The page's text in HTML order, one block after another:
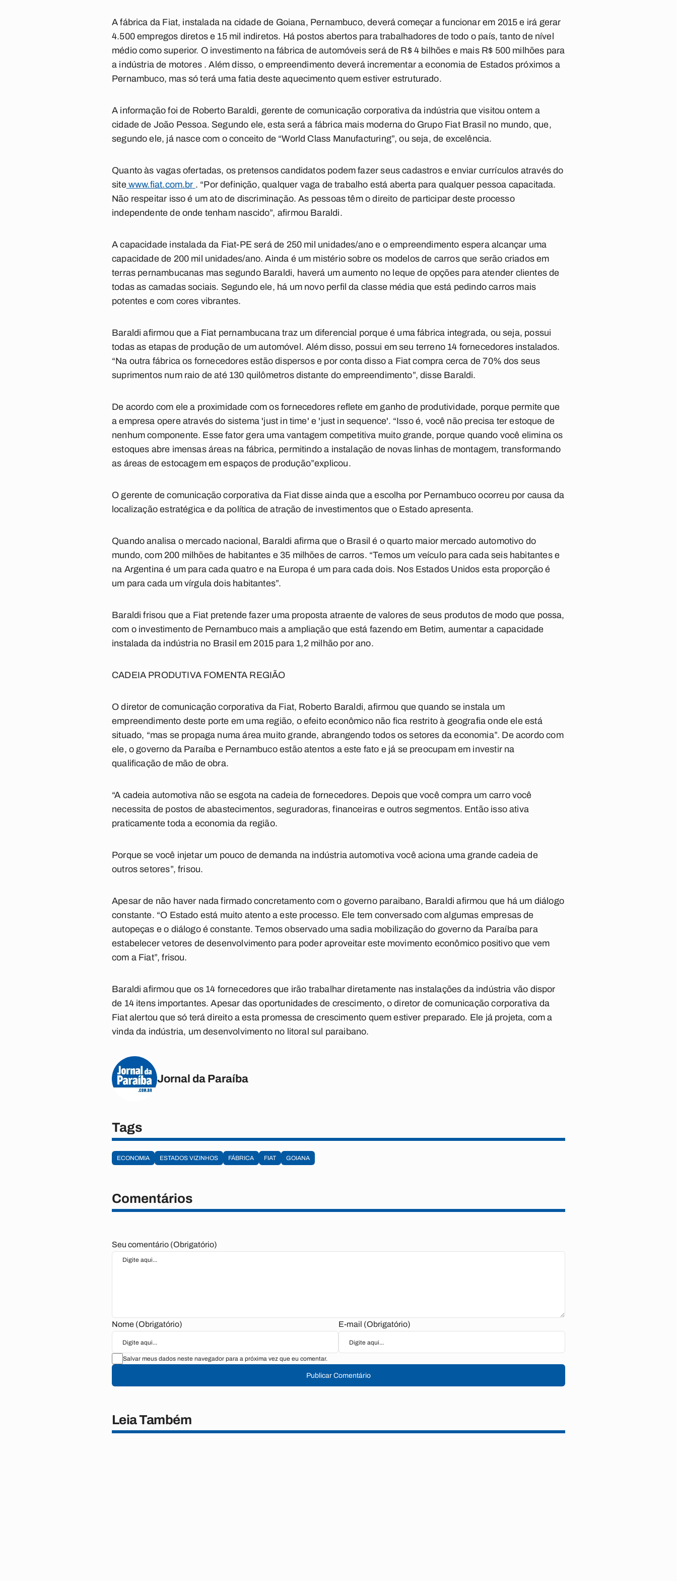
A fábrica da Fiat, instalada na cidade de Goiana, Pernambuco, deverá começar a funcionar em 2015 e irá gerar
4.500 empregos diretos e 15 mil indiretos. Há postos abertos para trabalhadores de todo o país, tanto de nível
médio como superior. O investimento na fábrica de automóveis será de R$ 4 bilhões e mais R$ 500 milhões para
a indústria de motores . Além disso, o empreendimento deverá incrementar a economia de Estados próximos a
Pernambuco, mas só terá uma fatia deste aquecimento quem estiver estruturado.
A informação foi de Roberto Baraldi, gerente de comunicação corporativa da indústria que visitou ontem a
cidade de João Pessoa. Segundo ele, esta será a fábrica mais moderna do Grupo Fiat Brasil no mundo, que,
segundo ele, já nasce com o conceito de “World Class Manufacturing”, ou seja, de excelência.
Quanto às vagas ofertadas, os pretensos candidatos podem fazer seus cadastros e enviar currículos através do
site www.fiat.com.br . “Por definição, qualquer vaga de trabalho está aberta para qualquer pessoa capacitada.
Não respeitar isso é um ato de discriminação. As pessoas têm o direito de participar deste processo
independente de onde tenham nascido”, afirmou Baraldi.
A capacidade instalada da Fiat-PE será de 250 mil unidades/ano e o empreendimento espera alcançar uma
capacidade de 200 mil unidades/ano. Ainda é um mistério sobre os modelos de carros que serão criados em
terras pernambucanas mas segundo Baraldi, haverá um aumento no leque de opções para atender clientes de
todas as camadas sociais. Segundo ele, há um novo perfil da classe média que está pedindo carros mais
potentes e com cores vibrantes.
Baraldi afirmou que a Fiat pernambucana traz um diferencial porque é uma fábrica integrada, ou seja, possui
todas as etapas de produção de um automóvel. Além disso, possui em seu terreno 14 fornecedores instalados.
“Na outra fábrica os fornecedores estão dispersos e por conta disso a Fiat compra cerca de 70% dos seus
suprimentos num raio de até 130 quilômetros distante do empreendimento”, disse Baraldi.
De acordo com ele a proximidade com os fornecedores reflete em ganho de produtividade, porque permite que
a empresa opere através do sistema 'just in time' e 'just in sequence'. “Isso é, você não precisa ter estoque de
nenhum componente. Esse fator gera uma vantagem competitiva muito grande, porque quando você elimina os
estoques abre imensas áreas na fábrica, permitindo a instalação de novas linhas de montagem, transformando
as áreas de estocagem em espaços de produção”explicou.
O gerente de comunicação corporativa da Fiat disse ainda que a escolha por Pernambuco ocorreu por causa da
localização estratégica e da política de atração de investimentos que o Estado apresenta.
Quando analisa o mercado nacional, Baraldi afirma que o Brasil é o quarto maior mercado automotivo do
mundo, com 200 milhões de habitantes e 35 milhões de carros. “Temos um veículo para cada seis habitantes e
na Argentina é um para cada quatro e na Europa é um para cada dois. Nos Estados Unidos esta proporção é
um para cada um vírgula dois habitantes”.
Baraldi frisou que a Fiat pretende fazer uma proposta atraente de valores de seus produtos de modo que possa,
com o investimento de Pernambuco mais a ampliação que está fazendo em Betim, aumentar a capacidade
instalada da indústria no Brasil em 2015 para 1,2 milhão por ano.
CADEIA PRODUTIVA FOMENTA REGIÃO
O diretor de comunicação corporativa da Fiat, Roberto Baraldi, afirmou que quando se instala um
empreendimento deste porte em uma região, o efeito econômico não fica restrito à geografia onde ele está
situado, “mas se propaga numa área muito grande, abrangendo todos os setores da economia”. De acordo com
ele, o governo da Paraíba e Pernambuco estão atentos a este fato e já se preocupam em investir na
qualificação de mão de obra.
“A cadeia automotiva não se esgota na cadeia de fornecedores. Depois que você compra um carro você
necessita de postos de abastecimentos, seguradoras, financeiras e outros segmentos. Então isso ativa
praticamente toda a economia da região.
Porque se você injetar um pouco de demanda na indústria automotiva você aciona uma grande cadeia de
outros setores”, frisou.
Apesar de não haver nada firmado concretamento com o governo paraibano, Baraldi afirmou que há um diálogo
constante. “O Estado está muito atento a este processo. Ele tem conversado com algumas empresas de
autopeças e o diálogo é constante. Temos observado uma sadia mobilização do governo da Paraíba para
estabelecer vetores de desenvolvimento para poder aproveitar este movimento econômico positivo que vem
com a Fiat”, frisou.
Baraldi afirmou que os 14 fornecedores que irão trabalhar diretamente nas instalações da indústria vão dispor
de 14 itens importantes. Apesar das oportunidades de crescimento, o diretor de comunicação corporativa da
Fiat alertou que só terá direito a esta promessa de crescimento quem estiver preparado. Ele já projeta, com a
vinda da indústria, um desenvolvimento no litoral sul paraibano.
Jornal da Paraíba
Tags
ECONOMIA ESTADOS VIZINHOS FÁBRICA FIAT GOIANA
Comentários
Seu comentário (Obrigatório)
Nome (Obrigatório) E-mail (Obrigatório)
Salvar meus dados neste navegador para a próxima vez que eu comentar.
Publicar Comentário
Leia Também